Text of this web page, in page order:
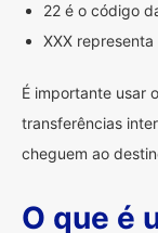
22 é o código
XXX representa
É importante usar
transferências
cheguem ao
O que é